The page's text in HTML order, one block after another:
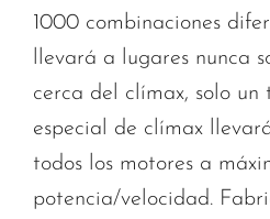
1000 combinaciones
llevará a lugares nunca
cerca del clímax, solo un
especial de clímax
todos los motores a
potencia/velocidad.